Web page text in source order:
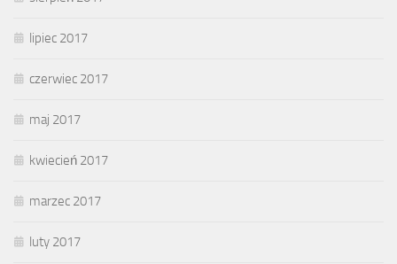
lipiec 2017
czerwiec 2017
maj 2017
kwiecień 2017
marzec 2017
luty 2017